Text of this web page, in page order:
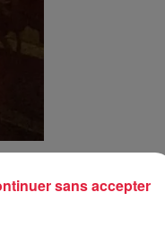
sans accepter